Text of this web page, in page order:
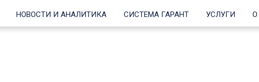
НОВОСТИ И АНАЛИТИКА СИСТЕМА ГАРАНТ УСЛУГИ